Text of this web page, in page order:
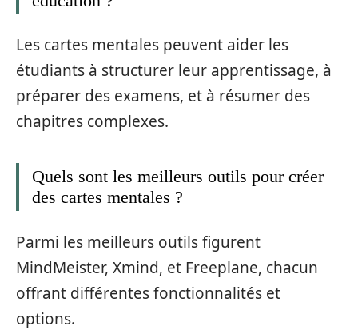
Les cartes mentales peuvent aider les
étudiants à structurer leur apprentissage, à
préparer des examens, et à résumer des
chapitres complexes.
Quels sont les meilleurs outils pour créer
des cartes mentales ?
Parmi les meilleurs outils figurent
MindMeister, Xmind, et Freeplane, chacun
offrant différentes fonctionnalités et
options.